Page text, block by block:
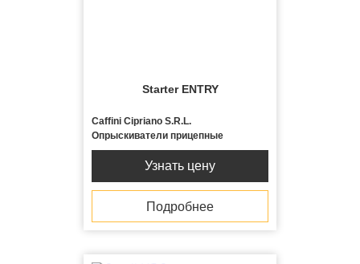
Starter ENTRY
Caffini Cipriano S.R.L.
Опрыскиватели прицепные
Узнать цену
Подробнее